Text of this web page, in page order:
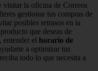
visitar la oficina de Correos
gestionar tus compras de
posibles retrasos en la
que deseas de
entender el horario de
a optimizar tus
reciba todo lo que necesita a